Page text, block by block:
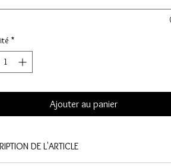
*
Ajouter au panier
DE L'ARTICLE